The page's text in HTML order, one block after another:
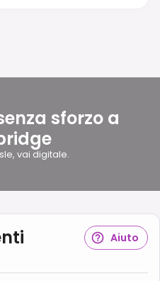
sforzo a
vai digitale.
Aiuto